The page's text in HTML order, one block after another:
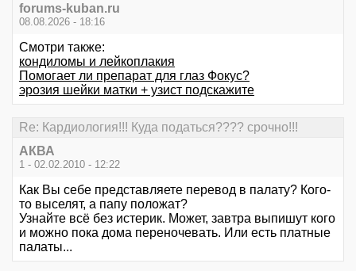
forums-kuban.ru
08.08.2026 - 18:16
Смотри также:
кондиломы и лейкоплакия
Помогает ли препарат для глаз Фокус?
эрозия шейки матки + узист подскажите
Re: Кардиология!!! Куда податься???? срочно!!!
АКВА
1 - 02.02.2010 - 12:22
Как Вы себе представляете перевод в палату? Кого-
то выселят, а папу положат?
Узнайте всё без истерик. Может, завтра выпишут кого
и можно пока дома переночевать. Или есть платные
палаты...